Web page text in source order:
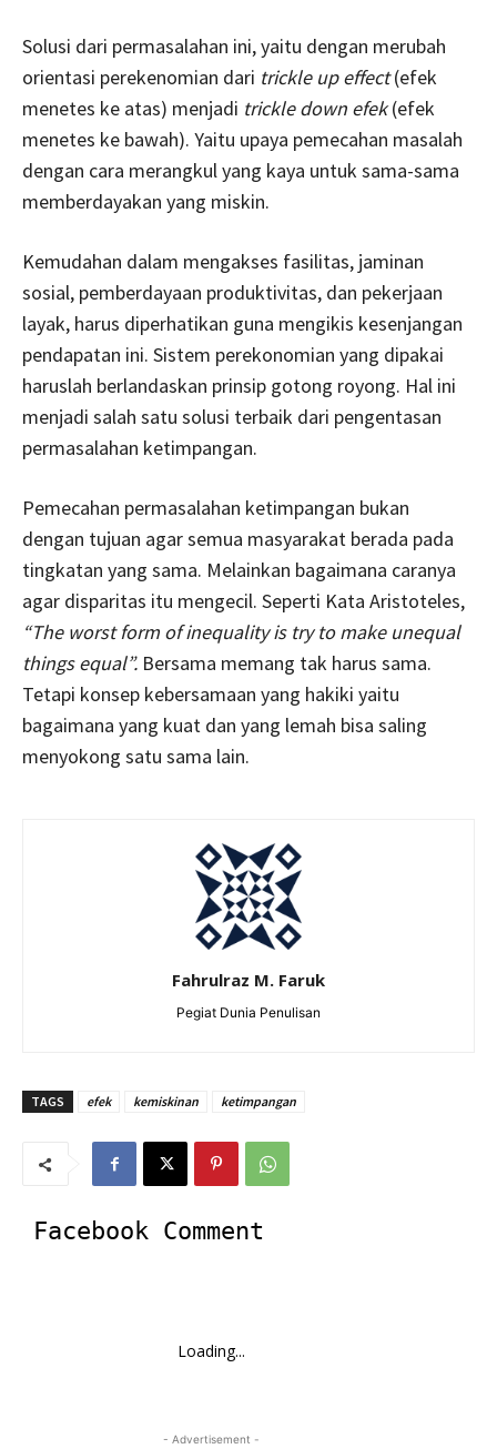
Solusi dari permasalahan ini, yaitu dengan merubah
orientasi perekenomian dari trickle up effect(efek
menetes ke atas) menjadi trickle down efek(efek
menetes ke bawah). Yaitu upaya pemecahan masalah
dengan cara merangkul yang kaya untuk sama-sama
memberdayakan yang miskin.
Kemudahan dalam mengakses fasilitas, jaminan
sosial, pemberdayaan produktivitas, dan pekerjaan
layak, harus diperhatikan guna mengikis kesenjangan
pendapatan ini. Sistem perekonomian yang dipakai
haruslah berlandaskan prinsip gotong royong. Hal ini
menjadi salah satu solusi terbaik dari pengentasan
permasalahan ketimpangan.
Pemecahan permasalahan ketimpangan bukan
dengan tujuan agar semua masyarakat berada pada
tingkatan yang sama. Melainkan bagaimana caranya
agar disparitas itu mengecil. Seperti Kata Aristoteles,
“The worst form of inequality is try to make unequal
things equal”. Bersama memang tak harus sama.
Tetapi konsep kebersamaan yang hakiki yaitu
bagaimana yang kuat dan yang lemah bisa saling
menyokong satu sama lain.
Fahrulraz M. Faruk
Pegiat Dunia Penulisan
TAGS efek kemiskinan ketimpangan
Facebook Comment
Loading...
- Advertisement -